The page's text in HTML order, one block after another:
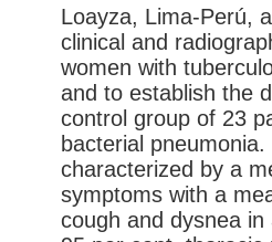
Loayza, Lima-Perú,
clinical and
women with
and to establish the
control group of 23
bacterial
characterized by a
symptoms with a
cough and dysnea